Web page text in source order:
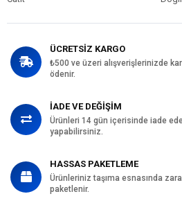
ÜCRETSİZ KARGO
₺500 ve üzeri alışverişlerinizde
ödenir.
İADE VE DEĞİŞİM
Ürünleri 14 gün içerisinde iade
yapabilirsiniz.
HASSAS PAKETLEME
Ürünleriniz taşıma esnasında
paketlenir.